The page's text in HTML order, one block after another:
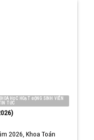
HỌC HOẠT ĐỘNG SINH VIÊN
TỨC
2026, Khoa Toán